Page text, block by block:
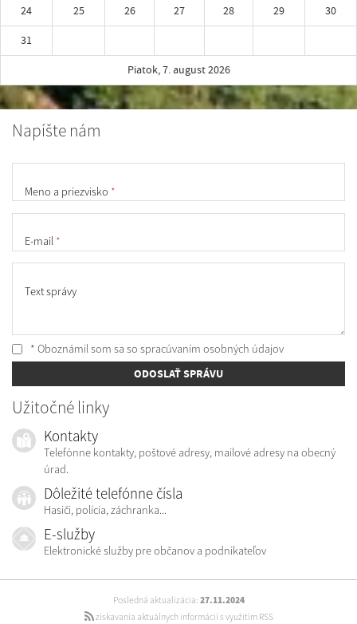
24
25 26 27 28 29
30
31
Piatok, 7. august 2026
Napíšte nám
Meno a priezvisko *
E-mail *
Text správy
* Oboznámil som sa so spracúvaním osobných údajov
ODOSLAŤ SPRÁVU
Užitočné linky
Kontakty
Telefónne kontakty, poštové adresy, mailové adresy na obecný
úrad.
Dôležité telefónne čísla
Hasiči, polícia, záchranka...
E-služby
Elektronické služby pre občanov a podnikateľov
Posledná aktualizácia: 27.11.2024
získavania aktuálnych informácií s využitím RSS